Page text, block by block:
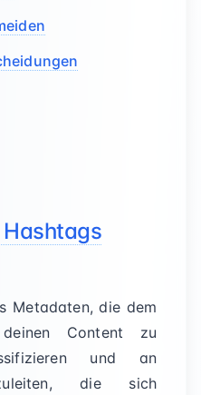
Metadaten, die dem
Content zu
und an
die sich